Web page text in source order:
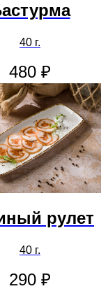
40 г.
480 ₽
рулет
40 г.
290 ₽